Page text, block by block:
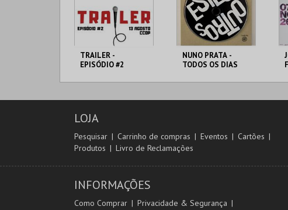
TRAILER -
EPISÓDIO #2
COMPRAR
NUNO PRATA -
TODOS OS DIAS
ESTES/OUTROS
LOJA
Pesquisar Carrinho de compras Eventos
Cartões
Produtos
Livro de Reclamações
INFORMAÇÕES
Como Comprar
Privacidade & Segurança